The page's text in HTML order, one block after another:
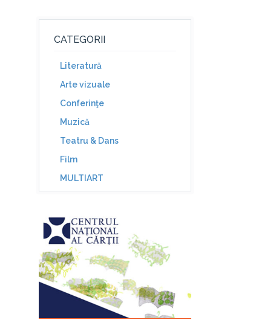
CATEGORII
Literatură
Arte vizuale
Conferinţe
Muzică
Teatru & Dans
Film
MULTIART